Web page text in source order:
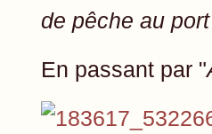
de pêche au
En passant par "